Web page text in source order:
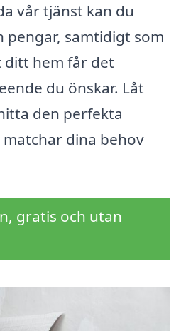
vår tjänst kan du
pengar, samtidigt som
ditt hem får det
du önskar. Låt
den perfekta
dina behov
gratis och utan